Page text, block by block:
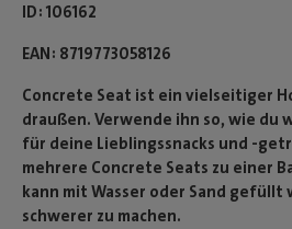
ID 106162
EAN 8719773058126
Concrete Seat ist ein vielseitiger
draußen. Verwende ihn so, wie du
für deine Lieblingssnacks und -
mehrere Concrete Seats zu einer
kann mit Wasser oder Sand gefüllt
schwerer zu machen.